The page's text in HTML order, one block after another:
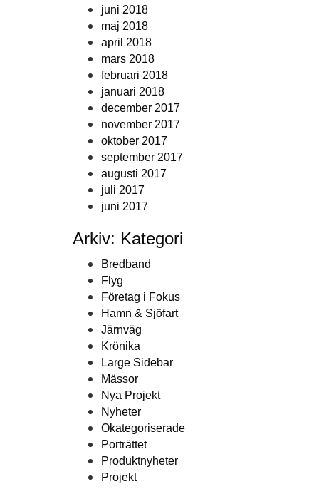
juni 2018
maj 2018
april 2018
mars 2018
februari 2018
januari 2018
december 2017
november 2017
oktober 2017
september 2017
augusti 2017
juli 2017
juni 2017
Arkiv: Kategori
Bredband
Flyg
Företag i Fokus
Hamn & Sjöfart
Järnväg
Krönika
Large Sidebar
Mässor
Nya Projekt
Nyheter
Okategoriserade
Porträttet
Produktnyheter
Projekt